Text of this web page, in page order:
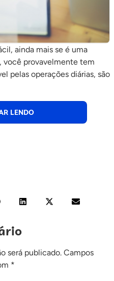
ainda mais se é uma
você provavelmente tem
pelas operações diárias, são
LENDO
será publicado. Campos
*